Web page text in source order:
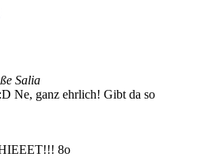
Salia
Ne, ganz ehrlich! Gibt da so
8o